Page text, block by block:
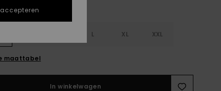
L XL XXL
maattabel
In winkelwagen